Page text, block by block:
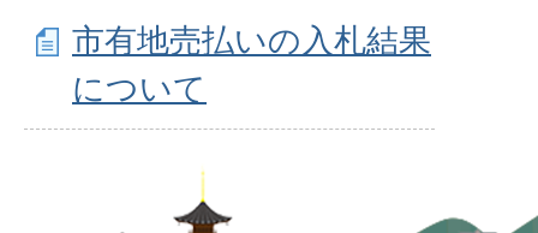
市有地売払いの入札結果
について